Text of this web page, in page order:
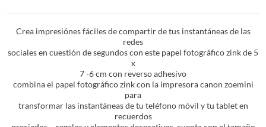
Crea impresiónes fáciles de compartir de tus instantáneas de las
redes
sociales en cuestión de segundos con este papel fotográfico zink de 5
x
7 -6 cm con reverso adhesivo
combina el papel fotográfico zink con la impresora canon zoemini
para
transformar las instantáneas de tu teléfono móvil y tu tablet en
recuerdos